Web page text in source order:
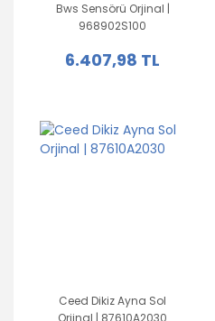
Bws Sensörü Orjinal |
968902S100
6.407,98 TL
Ceed Dikiz Ayna Sol
Orjinal | 87610A2030